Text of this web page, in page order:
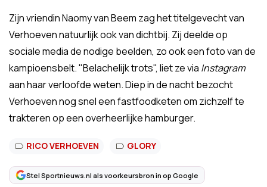
Zijn vriendin Naomy van Beem zag het titelgevecht van
Verhoeven natuurlijk ook van dichtbij. Zij deelde op
sociale media de nodige beelden, zo ook een foto van de
kampioensbelt. "Belachelijk trots", liet ze via Instagram
aan haar verloofde weten. Diep in de nacht bezocht
Verhoeven nog snel een fastfoodketen om zichzelf te
trakteren op een overheerlijke hamburger.
RICO VERHOEVEN GLORY
Stel Sportnieuws.nl als voorkeursbron in op Google